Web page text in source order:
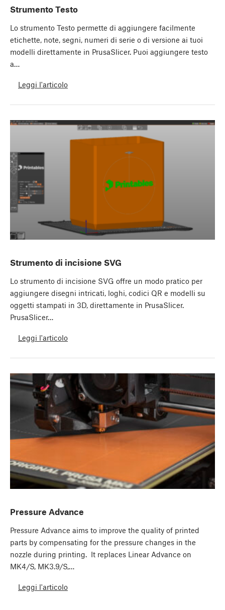
Strumento Testo
Lo strumento Testo permette di aggiungere facilmente
etichette, note, segni, numeri di serie o di versione ai tuoi
modelli direttamente in PrusaSlicer. Puoi aggiungere testo
a…
Leggi l'articolo
Strumento di incisione SVG
Lo strumento di incisione SVG offre un modo pratico per
aggiungere disegni intricati, loghi, codici QR e modelli su
oggetti stampati in 3D, direttamente in PrusaSlicer.
PrusaSlicer…
Leggi l'articolo
Pressure Advance
Pressure Advance aims to improve the quality of printed
parts by compensating for the pressure changes in the
nozzle during printing. It replaces Linear Advance on
MK4/S, MK3.9/S,…
Leggi l'articolo